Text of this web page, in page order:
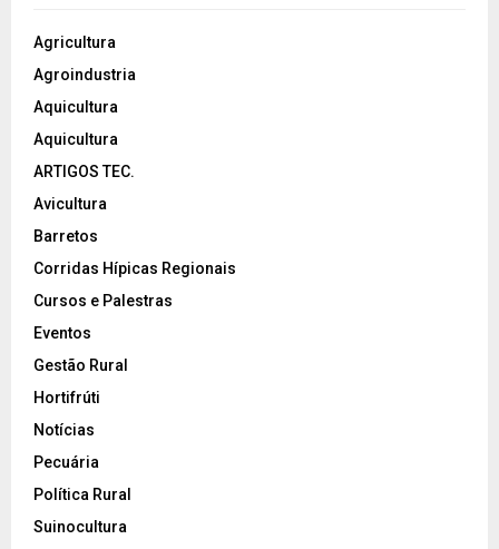
Agricultura
Agroindustria
Aquicultura
Aquicultura
ARTIGOS TEC.
Avicultura
Barretos
Corridas Hípicas Regionais
Cursos e Palestras
Eventos
Gestão Rural
Hortifrúti
Notícias
Pecuária
Política Rural
Suinocultura